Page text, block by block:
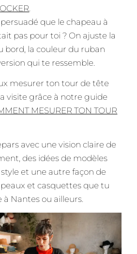
que le chapeau à
pas pour toi ? On ajuste la
bord, la couleur du ruban
qui te ressemble.
mesurer ton tour de tête
visite grâce à notre guide
MESURER TON TOUR
avec une vision claire de
des idées de modèles
et une autre façon de
et casquettes que tu
à Nantes ou ailleurs.